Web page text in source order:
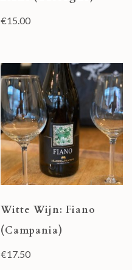
€15.00
Witte Wijn: Fiano
(Campania)
€17.50